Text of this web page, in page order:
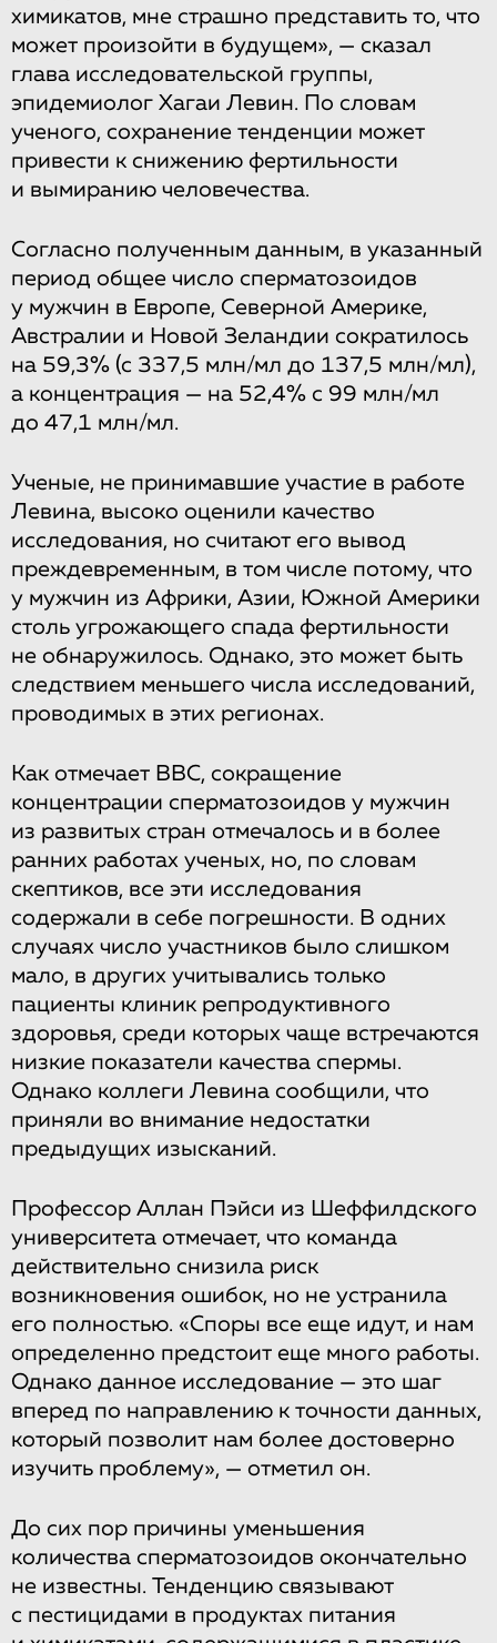
химикатов, мне страшно представить то, что
может произойти в будущем», — сказал
глава исследовательской группы,
эпидемиолог Хагаи Левин. По словам
ученого, сохранение тенденции может
привести к снижению фертильности
и вымиранию человечества.
Согласно полученным данным, в указанный
период общее число сперматозоидов
у мужчин в Европе, Северной Америке,
Австралии и Новой Зеландии сократилось
на 59,3% (с 337,5 млн/мл до 137,5 млн/мл),
а концентрация — на 52,4% с 99 млн/мл
до 47,1 млн/мл.
Ученые, не принимавшие участие в работе
Левина, высоко оценили качество
исследования, но считают его вывод
преждевременным, в том числе потому, что
у мужчин из Африки, Азии, Южной Америки
столь угрожающего спада фертильности
не обнаружилось. Однако, это может быть
следствием меньшего числа исследований,
проводимых в этих регионах.
Как отмечает ВВС, сокращение
концентрации сперматозоидов у мужчин
из развитых стран отмечалось и в более
ранних работах ученых, но, по словам
скептиков, все эти исследования
содержали в себе погрешности. В одних
случаях число участников было слишком
мало, в других учитывались только
пациенты клиник репродуктивного
здоровья, среди которых чаще встречаются
низкие показатели качества спермы.
Однако коллеги Левина сообщили, что
приняли во внимание недостатки
предыдущих изысканий.
Профессор Аллан Пэйси из Шеффилдского
университета отмечает, что команда
действительно снизила риск
возникновения ошибок, но не устранила
его полностью. «Споры все еще идут, и нам
определенно предстоит еще много работы.
Однако данное исследование — это шаг
вперед по направлению к точности данных,
который позволит нам более достоверно
изучить проблему», — отметил он.
До сих пор причины уменьшения
количества сперматозоидов окончательно
не известны. Тенденцию связывают
с пестицидами в продуктах питания